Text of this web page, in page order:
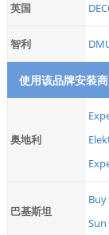
英国
智利
使用该品牌安装
奥地利
巴基斯坦
Buy
Sun